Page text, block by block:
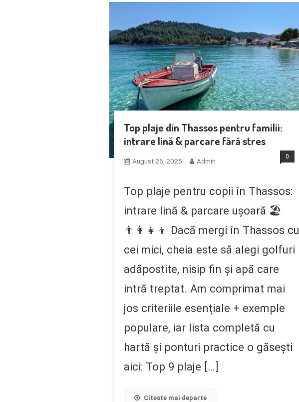
Top plaje din Thassos pentru familii:
intrare lină & parcare fără stres
August 26, 2025 Admin
0
Top plaje pentru copii în Thassos:
intrare lină & parcare ușoară 🏖️
👨‍👩‍👧‍👦 Dacă mergi în Thassos cu
cei mici, cheia este să alegi golfuri
adăpostite, nisip fin și apă care
intră treptat. Am comprimat mai
jos criteriile esențiale + exemple
populare, iar lista completă cu
hartă și ponturi practice o găsești
aici: Top 9 plaje […]
Citeste mai departe